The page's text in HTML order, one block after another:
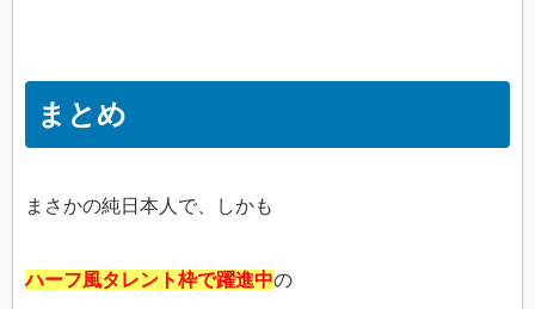
まとめ
まさかの純日本人で、しかも
ハーフ風タレント枠で躍進中の